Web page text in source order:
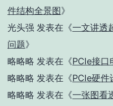
件结构全景图》
光头强 发表在《一文讲透
问题》
略略略 发表在《PCIe接口
略略略 发表在《PCIe硬件
略略略 发表在《一张图看